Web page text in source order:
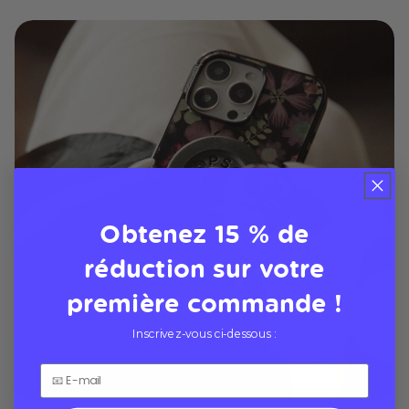
Obtenez 15 % de
réduction sur votre
première commande !
Inscrivez-vous ci-dessous :